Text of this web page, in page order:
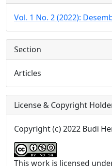
Vol. 1 No. 2 (2022):
Section
Articles
License & Copyright
Copyright (c) 2022 Budi
This work is licensed